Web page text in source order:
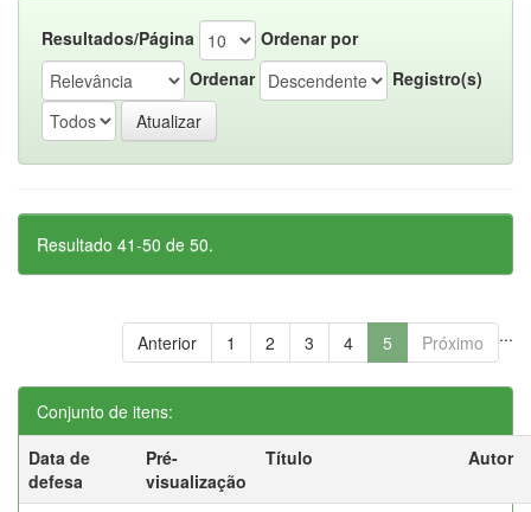
Resultados/Página
Ordenar por
Ordenar
Registro(s)
Resultado 41-50 de 50.
Anterior 1 ...
2 3 4 5 Próximo
Conjunto de itens:
Data de
defesa
Pré-
visualização
Título Autor